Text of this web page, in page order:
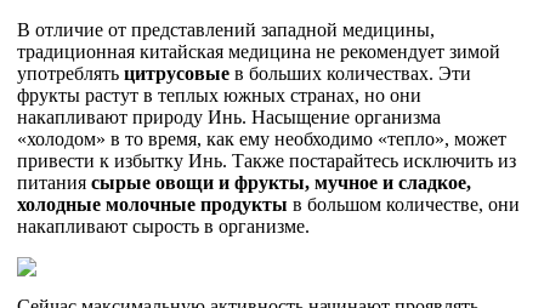
В отличие от представлений западной медицины,
традиционная китайская медицина не рекомендует зимой
употреблять цитрусовые в больших количествах. Эти
фрукты растут в теплых южных странах, но они
накапливают природу Инь. Насыщение организма
«холодом» в то время, как ему необходимо «тепло», может
привести к избытку Инь. Также постарайтесь исключить из
питания сырые овощи и фрукты, мучное и сладкое,
холодные молочные продукты в большом количестве, они
накапливают сырость в организме.